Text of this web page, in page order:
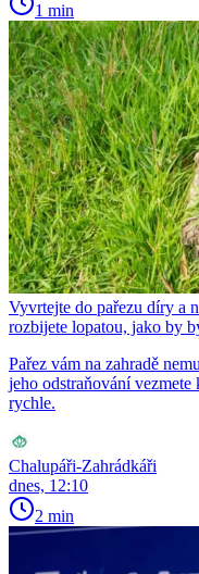
1 min
Vyvrtejte do pařezu díry a
rozbijete lopatou, jako by
Pařez vám na zahradě
jeho odstraňování
rychle.
Chalupáři-Zahrádkáři
dnes, 12:10
2 min